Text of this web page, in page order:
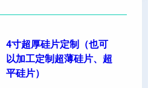
4寸超厚硅片定制（也可
以加工定制超薄硅片、超
平硅片）